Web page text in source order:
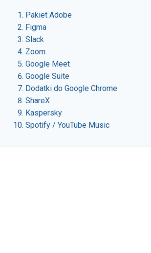
Pakiet Adobe
Figma
Slack
Zoom
Google Meet
Google Suite
Dodatki do Google Chrome
ShareX
Kaspersky
Spotify / YouTube Music